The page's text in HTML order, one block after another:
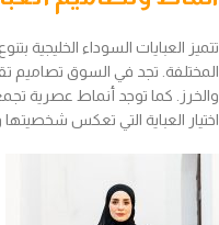
تتميز العبايات السوداء الخليجية
المختلفة. تجد في السوق تصاميم
والخرز. كما توجد أنماط عصرية
اختيار العباية التي تعكس